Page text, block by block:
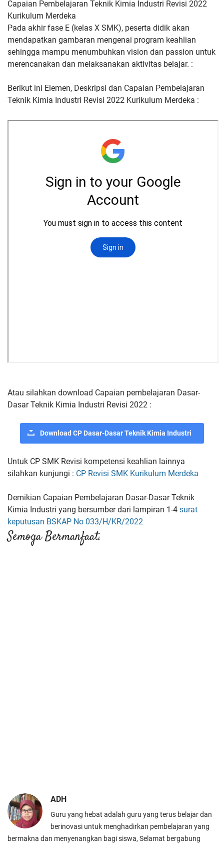
Capaian Pembelajaran Teknik Kimia Industri Revisi 2022
Kurikulum Merdeka
Pada akhir fase E (kelas X SMK), peserta didik akan
mendapatkan gambaran mengenai program keahlian
sehingga mampu menumbuhkan vision dan passion untuk
merencanakan dan melaksanakan aktivitas belajar. :
Berikut ini Elemen, Deskripsi dan Capaian Pembelajaran
Teknik Kimia Industri Revisi 2022 Kurikulum Merdeka :
Atau silahkan download Capaian pembelajaran Dasar-
Dasar Teknik Kimia Industri Revisi 2022 :
Download CP Dasar-Dasar Teknik Kimia Industri
Untuk CP SMK Revisi kompetensi keahlian lainnya
silahkan kunjungi : CP Revisi SMK Kurikulum Merdeka
Demikian Capaian Pembelajaran Dasar-Dasar Teknik
Kimia Industri yang bersumber dari lampiran 1-4 surat
keputusan BSKAP No 033/H/KR/2022
Semoga Bermanfaat.
ADH
Guru yang hebat adalah guru yang terus belajar dan
berinovasi untuk menghadirkan pembelajaran yang
bermakna dan menyenangkan bagi siswa, Selamat bergabung